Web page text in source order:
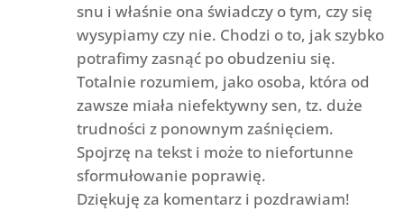
snu i właśnie ona świadczy o tym, czy się
wysypiamy czy nie. Chodzi o to, jak szybko
potrafimy zasnąć po obudzeniu się.
Totalnie rozumiem, jako osoba, która od
zawsze miała niefektywny sen, tz. duże
trudności z ponownym zaśnięciem.
Spojrzę na tekst i może to niefortunne
sformułowanie poprawię.
Dziękuję za komentarz i pozdrawiam!